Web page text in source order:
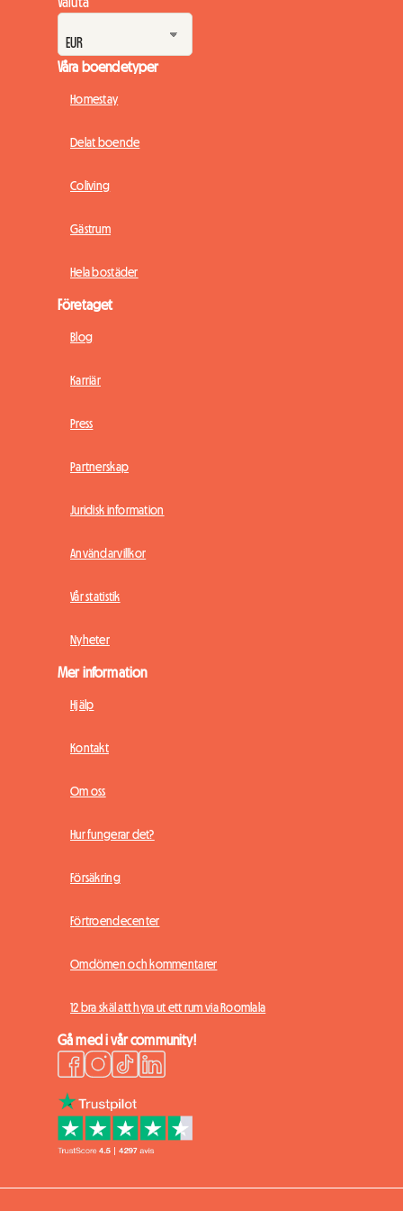
Våra boendetyper
Homestay
Delat boende
Coliving
Gästrum
Hela bostäder
Företaget
Blog
Karriär
Press
Partnerskap
Juridisk information
Användarvillkor
Vår statistik
Nyheter
Mer information
Hjälp
Kontakt
Om oss
Hur fungerar det?
Försäkring
Förtroendecenter
Omdömen och kommentarer
12 bra skäl att hyra ut ett rum via Roomlala
Gå med i vår community!